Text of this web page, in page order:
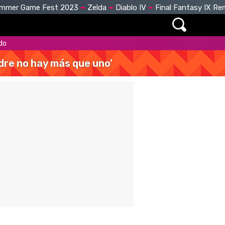
Game Fest 2023 Zelda Diablo IV Final Fantasy IX
no hay más que uno'